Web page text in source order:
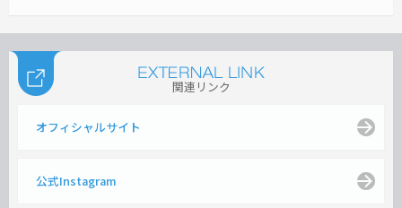
関連リンク
オフィシャルサイト
公式Instagram